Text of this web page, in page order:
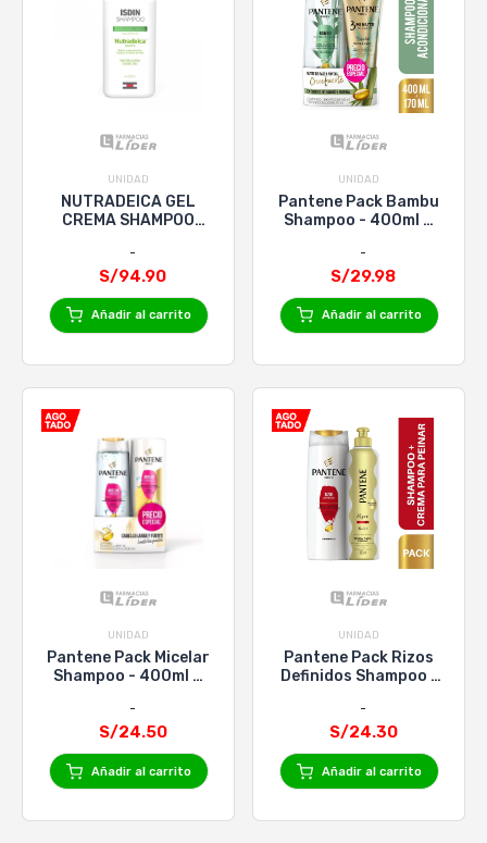
UNIDAD
NUTRADEICA GEL
CREMA SHAMPOO
S/94.90
Añadir al carrito
UNIDAD
Pantene Pack Bambu
Shampoo - 400ml +
170ml
S/29.98
Añadir al carrito
UNIDAD
Pantene Pack Micelar
Shampoo - 400ml +
400ml
S/24.50
Añadir al carrito
UNIDAD
Pantene Pack Rizos
Definidos Shampoo -
Peinar - 300ml
S/24.30
Añadir al carrito